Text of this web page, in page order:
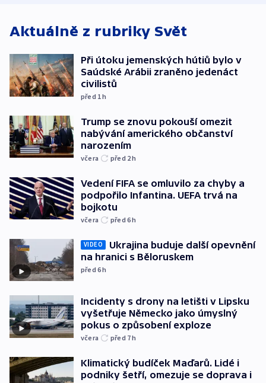
Aktuálně z rubriky Svět
Při útoku jemenských hútiů bylo v
Saúdské Arábii zraněno jedenáct
civilistů
před 1h
Trump se znovu pokouší omezit
nabývání amerického občanství
narozením
včera před 2h
Vedení FIFA se omluvilo za chyby a
podpořilo Infantina. UEFA trvá na
bojkotu
včera před 6h
VIDEO
Ukrajina buduje další opevnění
na hranici s Běloruskem
před 6h
Incidenty s drony na letišti v Lipsku
vyšetřuje Německo jako úmyslný
pokus o způsobení exploze
včera před 7h
Klimatický budíček Maďarů. Lidé i
podniky šetří, omezuje se doprava i